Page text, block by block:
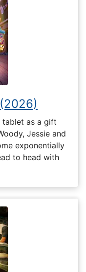
tablet as a gift
Jessie and
exponentially
to head with